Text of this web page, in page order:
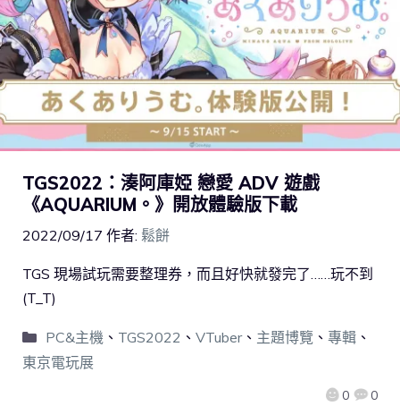
TGS2022：湊阿庫婭 戀愛 ADV 遊戲
《AQUARIUM。》開放體驗版下載
2022/09/17 作者: 鬆餅
0 0
TGS 現場試玩需要整理券，而且好快就發完了……玩不到
(T_T)
PC&主機 、 TGS2022 、 VTuber、 主題博覽 、 專輯、
東京電玩展